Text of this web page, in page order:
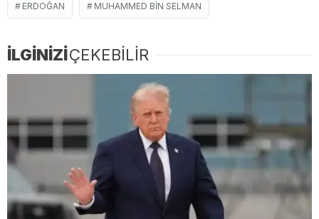
ERDOĞAN MUHAMMED BIN SELMAN
İLGİNİZİÇEKEBİLİR